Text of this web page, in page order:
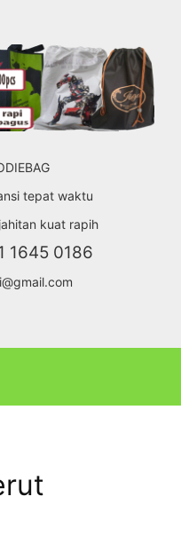
tepat waktu
kuat rapih
1645 0186